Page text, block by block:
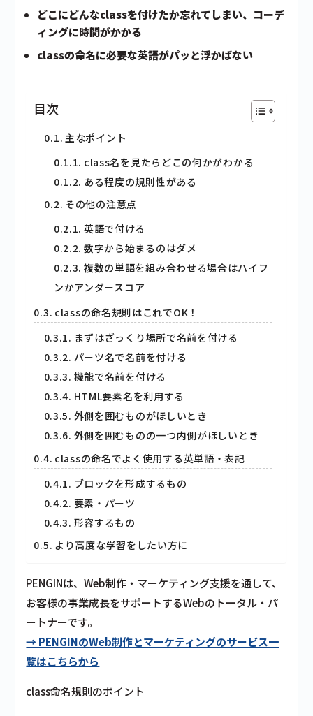
どこにどんなclassを付けたか忘れてしまい、コーデ
ィングに時間がかかる
classの命名に必要な英語がパッと浮かばない
目次
主なポイント
class名を見たらどこの何かがわかる
ある程度の規則性がある
その他の注意点
英語で付ける
数字から始まるのはダメ
複数の単語を組み合わせる場合はハイフ
ンかアンダースコア
classの命名規則はこれでOK！
まずはざっくり場所で名前を付ける
パーツ名で名前を付ける
機能で名前を付ける
HTML要素名を利用する
外側を囲むものがほしいとき
外側を囲むものの一つ内側がほしいとき
classの命名でよく使用する英単語・表記
ブロックを形成するもの
要素・パーツ
形容するもの
より高度な学習をしたい方に
PENGINは、Web制作・マーケティング支援を通して、
お客様の事業成長をサポートするWebのトータル・パ
ートナーです。
→ PENGINのWeb制作とマーケティングのサービス一
覧はこちらから
class命名規則のポイント